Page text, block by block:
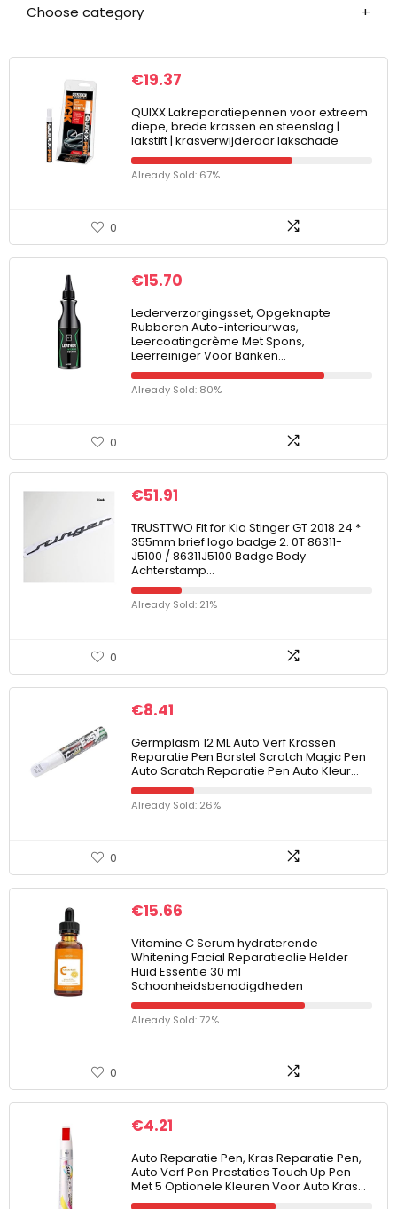
Choose category
€19.37
QUIXX Lakreparatiepennen voor extreem
diepe, brede krassen en steenslag |
lakstift | krasverwijderaar lakschade
Already Sold: 67%
0
€15.70
Lederverzorgingsset, Opgeknapte
Rubberen Auto-interieurwas,
Leercoatingcrème Met Spons,
Leerreiniger Voor Banken…
Already Sold: 80%
0
€51.91
TRUSTTWO Fit for Kia Stinger GT 2018 24 *
355mm brief logo badge 2. 0T 86311-
J5100 / 86311J5100 Badge Body
Achterstamp…
Already Sold: 21%
0
€8.41
Germplasm 12 ML Auto Verf Krassen
Reparatie Pen Borstel Scratch Magic Pen
Auto Scratch Reparatie Pen Auto Kleur…
Already Sold: 26%
0
€15.66
Vitamine C Serum hydraterende
Whitening Facial Reparatieolie Helder
Huid Essentie 30 ml
Schoonheidsbenodigdheden
Already Sold: 72%
0
€4.21
Auto Reparatie Pen, Kras Reparatie Pen,
Auto Verf Pen Prestaties Touch Up Pen
Met 5 Optionele Kleuren Voor Auto Kras…